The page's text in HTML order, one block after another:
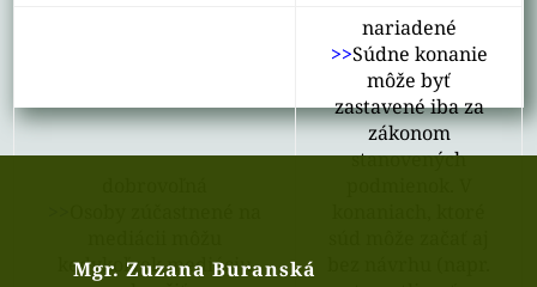
kedykoľvek mediáciu
nariadené
>>Súdne konanie
môže byť
zastavené iba za
zákonom
stanovených
Mgr. Zuzana Buranská